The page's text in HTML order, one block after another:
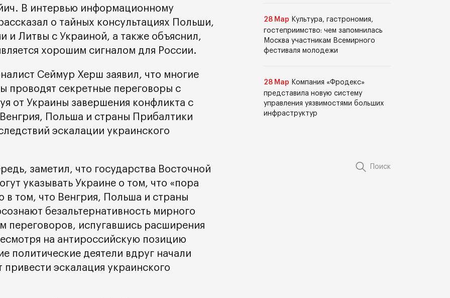
В интервью информационному
о тайных консультациях Польши,
и Литвы с Украиной, а также объяснил,
хорошим сигналом для России.
Сеймур Херш заявил, что многие
проводят секретные переговоры с
от Украины завершения конфликта с
Польша и страны Прибалтики
эскалации украинского
заметил, что государства Восточной
указывать Украине о том, что «пора
в том, что Венгрия, Польша и страны
безальтернативность мирного
переговоров, испугавшись расширения
на антироссийскую позицию
политические деятели вдруг начали
привести эскалация украинского
28 Мар Культура, гастрономия,
гостеприимство: чем запомнилась
Москва участникам Всемирного
фестиваля молодежи
28 Мар Компания «Фродекс»
представила новую систему
управления уязвимостями больших
инфраструктур
Поиск